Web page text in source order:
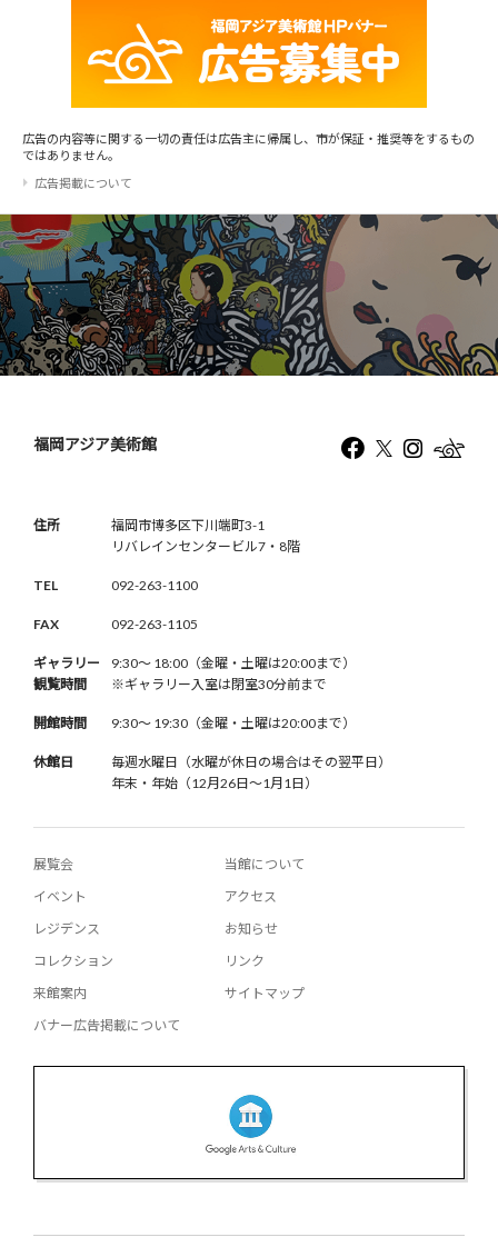
広告の内容等に関する一切の責任は広告主に帰属し、市が保証・推奨等をするもの
ではありません。
広告掲載について
福岡アジア美術館
住所
福岡市博多区下川端町3-1
リバレインセンタービル7・8階
TEL 092-263-1100
FAX 092-263-1105
ギャラリー
観覧時間
9:30〜 18:00（金曜・土曜は20:00まで）
※ギャラリー入室は閉室30分前まで
開館時間 9:30〜 19:30（金曜・土曜は20:00まで）
休館日
毎週水曜日（水曜が休日の場合はその翌平日）
年末・年始（12月26日〜1月1日）
展覧会
イベント
レジデンス
コレクション
来館案内
バナー広告掲載について
当館について
アクセス
お知らせ
リンク
サイトマップ